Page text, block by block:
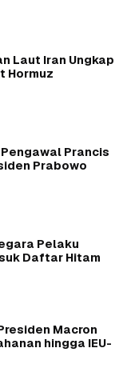
Laut Iran Ungkap
Hormuz
Prancis
Prabowo
Pelaku
Daftar Hitam
Macron
hingga IEU-